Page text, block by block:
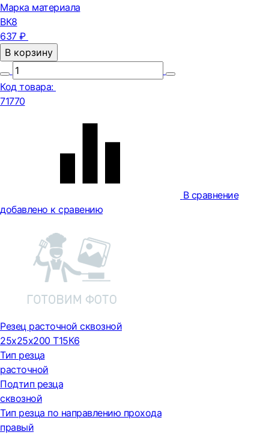
Марка материала
ВК8
637 ₽
В корзину
Код товара:
71770
В сравнение
добавлено к сравению
Резец расточной сквозной
25х25х200 Т15К6
Тип резца
расточной
Подтип резца
сквозной
Тип резца по направлению прохода
правый